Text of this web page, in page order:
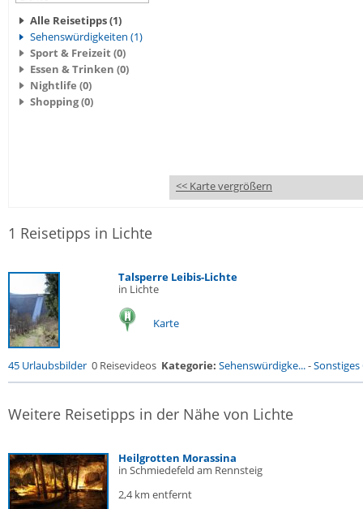
Alle Reisetipps (1)
Sehenswürdigkeiten (1)
Sport & Freizeit (0)
Essen & Trinken (0)
Nightlife (0)
Shopping (0)
<< Karte vergrößern
1 Reisetipps in Lichte
Talsperre Leibis-Lichte
in Lichte
Karte
45 Urlaubsbilder 0 Reisevideos Kategorie: Sehenswürdigke...-
Weitere Reisetipps in der Nähe von Lichte
Heilgrotten Morassina
in Schmiedefeld am Rennsteig
2,4 km entfernt